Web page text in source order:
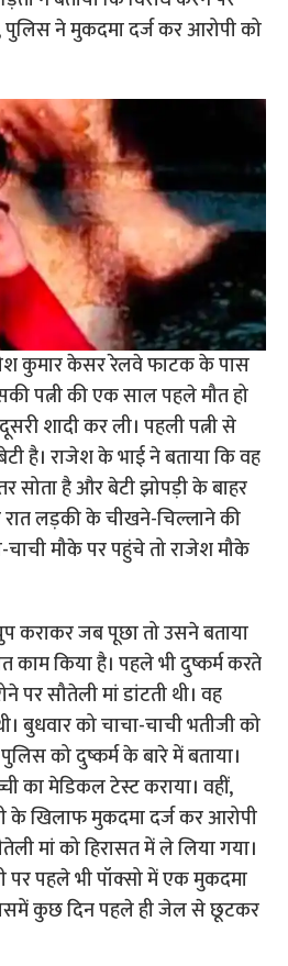
पुलिस ने मुकदमा दर्ज कर आरोपी को
कुमार केसर रेलवे फाटक के पास
पत्नी की एक साल पहले मौत हो
शादी कर ली। पहली पत्नी से
है। राजेश के भाई ने बताया कि वह
सोता है और बेटी झोपड़ी के बाहर
रात लड़की के चीखने-चिल्लाने की
मौके पर पहुंचे तो राजेश मौके
कराकर जब पूछा तो उसने बताया
किया है। पहले भी दुष्कर्म करते
पर सौतेली मां डांटती थी। वह
बुधवार को चाचा-चाची भतीजी को
को दुष्कर्म के बारे में बताया।
का मेडिकल टेस्ट कराया। वहीं,
के खिलाफ मुकदमा दर्ज कर आरोपी
मां को हिरासत में ले लिया गया।
पर पहले भी पॉक्सो में एक मुकदमा
कुछ दिन पहले ही जेल से छूटकर